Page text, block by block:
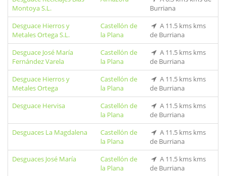
Montoya S.L.
Burriana
Desguace Hierros y
Metales Ortega S.L.
Castellón de
la Plana
A 11.5 kms kms
de Burriana
Desguace José María
Fernández Varela
Castellón de
la Plana
A 11.5 kms kms
de Burriana
Desguace Hierros y
Metales Ortega
Castellón de
la Plana
A 11.5 kms kms
de Burriana
Desguace Hervisa
Castellón de
la Plana
A 11.5 kms kms
de Burriana
Desguaces La Magdalena
Castellón de
la Plana
A 11.5 kms kms
de Burriana
Desguaces José María
Castellón de
la Plana
A 11.5 kms kms
de Burriana